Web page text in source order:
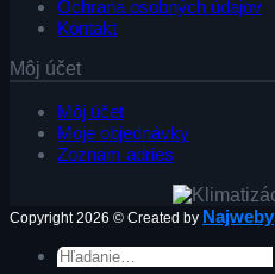
Ochrana osobných údajov
Kontakt
Môj účet
Môj účet
Moje objednávky
Zoznam adries
Copyright 2026 © Created by Najweby
Hľadať: